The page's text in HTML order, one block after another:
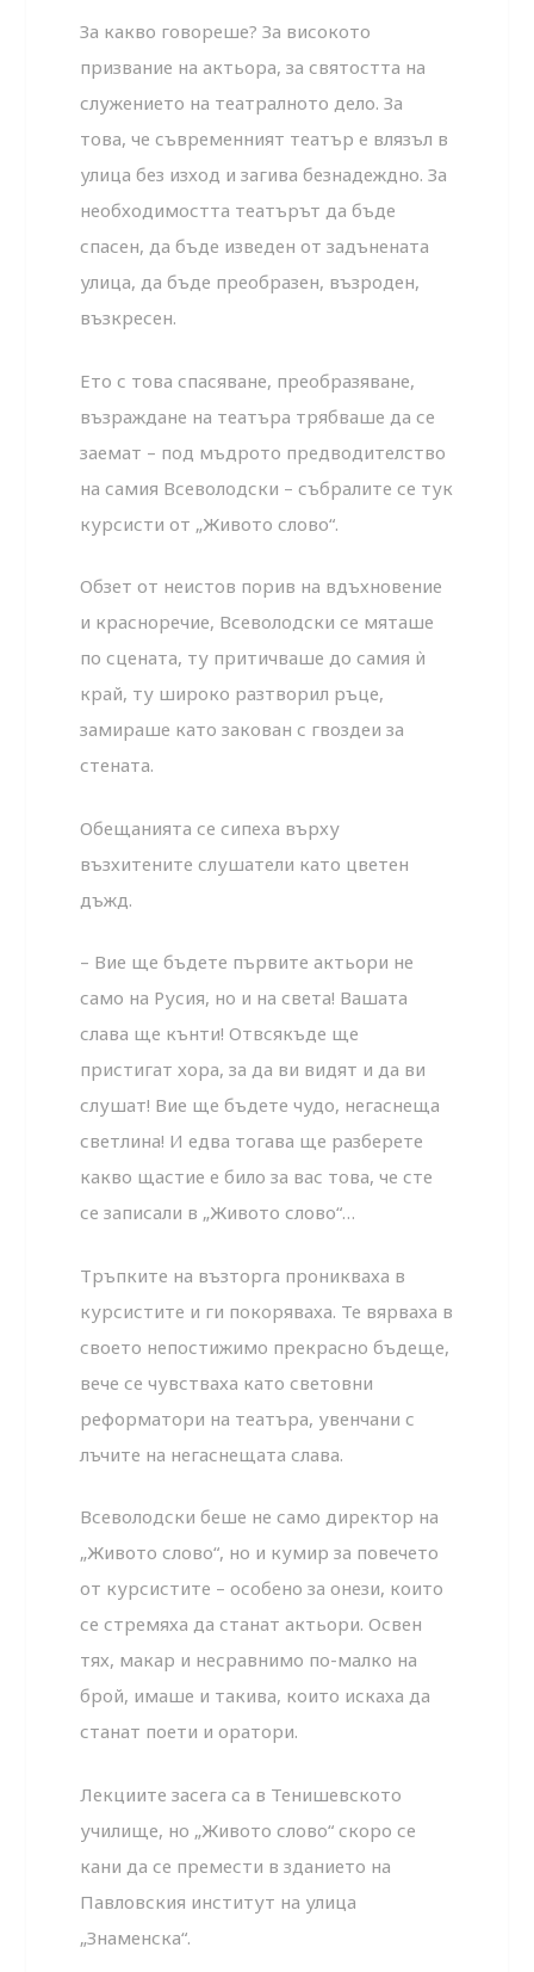
За какво говореше? За високото
призвание на актьора, за святостта на
служението на театралното дело. За
това, че съвременният театър е влязъл в
улица без изход и загива безнадеждно. За
необходимостта театърът да бъде
спасен, да бъде изведен от задънената
улица, да бъде преобразен, възроден,
възкресен.
Ето с това спасяване, преобразяване,
възраждане на театъра трябваше да се
заемат – под мъдрото предводителство
на самия Всеволодски – събралите се тук
курсисти от „Живото слово“.
Обзет от неистов порив на вдъхновение
и красноречие, Всеволодски се мяташе
по сцената, ту притичваше до самия ѝ
край, ту широко разтворил ръце,
замираше като закован с гвоздеи за
стената.
Обещанията се сипеха върху
възхитените слушатели като цветен
дъжд.
– Вие ще бъдете първите актьори не
само на Русия, но и на света! Вашата
слава ще кънти! Отвсякъде ще
пристигат хора, за да ви видят и да ви
слушат! Вие ще бъдете чудо, негаснеща
светлина! И едва тогава ще разберете
какво щастие е било за вас това, че сте
се записали в „Живото слово“…
Тръпките на възторга проникваха в
курсистите и ги покоряваха. Те вярваха в
своето непостижимо прекрасно бъдеще,
вече се чувстваха като световни
реформатори на театъра, увенчани с
лъчите на негаснещата слава.
Всеволодски беше не само директор на
„Живото слово“, но и кумир за повечето
от курсистите – особено за онези, които
се стремяха да станат актьори. Освен
тях, макар и несравнимо по-малко на
брой, имаше и такива, които искаха да
станат поети и оратори.
Лекциите засега са в Тенишевското
училище, но „Живото слово“ скоро се
кани да се премести в зданието на
Павловския институт на улица
„Знаменска“.